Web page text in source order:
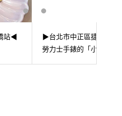
市中正區捷運台北車站◀
手錶的「小窗凸透鏡」